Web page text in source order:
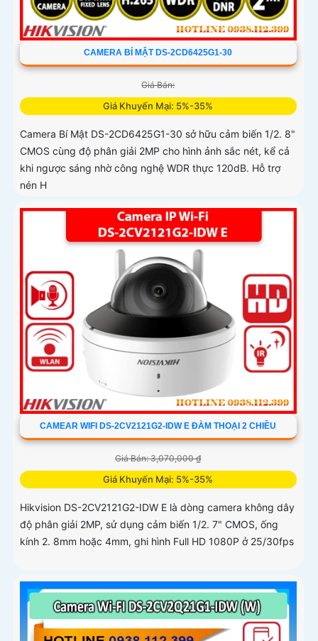
CAMERA BÍ MẬT DS-2CD6425G1-30
Giá Bán:
Giá Khuyến Mại: 5%-35%
Camera Bí Mật DS-2CD6425G1-30 sở hữu cảm biến 1/2. 8"
CMOS cùng độ phân giải 2MP cho hình ảnh sắc nét, kể cả
khi ngược sáng nhờ công nghệ WDR thực 120dB. Hỗ trợ
nén H
CAMEAR WIFI DS-2CV2121G2-IDW E ĐÀM THOẠI 2 CHIỀU
Giá Bán: 3,070,000 ₫
Giá Khuyến Mại: 5%-35%
Hikvision DS-2CV2121G2-IDW E là dòng camera không dây
độ phân giải 2MP, sử dụng cảm biến 1/2. 7" CMOS, ống
kính 2. 8mm hoặc 4mm, ghi hình Full HD 1080P ở 25/30fps